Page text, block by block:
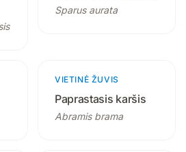
Sparus aurata
4 produktai
VIETINĖ ŽUVIS
Paprastasis karšis
Abramis brama